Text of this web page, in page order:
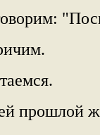
прошлой